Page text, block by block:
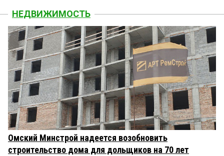
НЕДВИЖИМОСТЬ
Омский Минстрой надеется возобновить
строительство дома для дольщиков на 70 лет